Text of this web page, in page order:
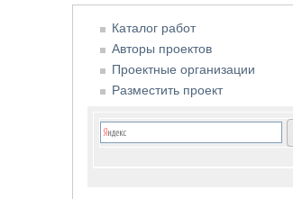
Каталог работ
Авторы проектов
Проектные организации
Разместить проект